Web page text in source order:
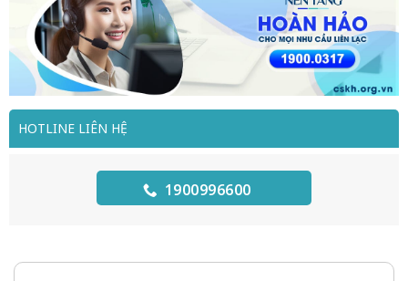
HOTLINE LIÊN HỆ
1900996600